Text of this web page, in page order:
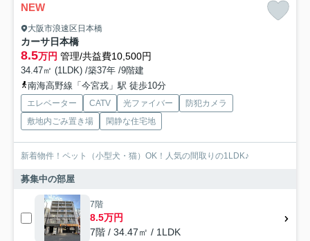
NEW
大阪市浪速区日本橋
カーサ日本橋
8.5万円 管理/共益費10,500円
34.47㎡ (1LDK) /築37年 /9階建
南海高野線「今宮戎」駅 徒歩10分
エレベーター CATV 光ファイバー
防犯カメラ
敷地内ごみ置き場
閑静な住宅地
新着物件！ペット（小型犬・猫）OK！人気の間取りの1LDK♪
募集中の部屋
7階
8.5万円
7階 / 34.47㎡ / 1LDK